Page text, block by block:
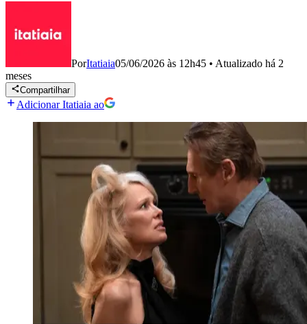
PorItatiaia05/06/2026 às 12h45 • Atualizado há 2
meses
Compartilhar
Adicionar Itatiaia ao